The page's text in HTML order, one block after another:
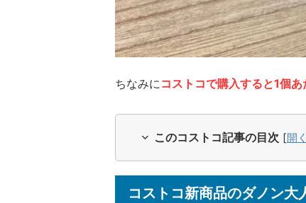
ちなみにコストコで購入すると1個
このコストコ記事の目次 [開く
コストコ新商品のダノン